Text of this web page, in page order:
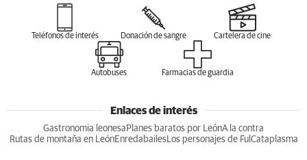
Teléfonos de interés Donación de sangre Cartelera de cine
Autobuses Farmacias de guardia
Enlaces de interés
Gastronomia leonesa Planes baratos por LeónA la contra
Rutas de montaña en LeónEnredabailesLos personajes de Ful Cataplasma